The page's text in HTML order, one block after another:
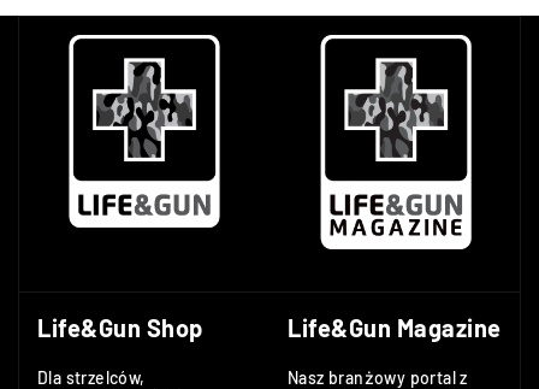
Life&Gun Shop
Dla strzelców,
Life&Gun Magazine
Nasz branżowy portal z